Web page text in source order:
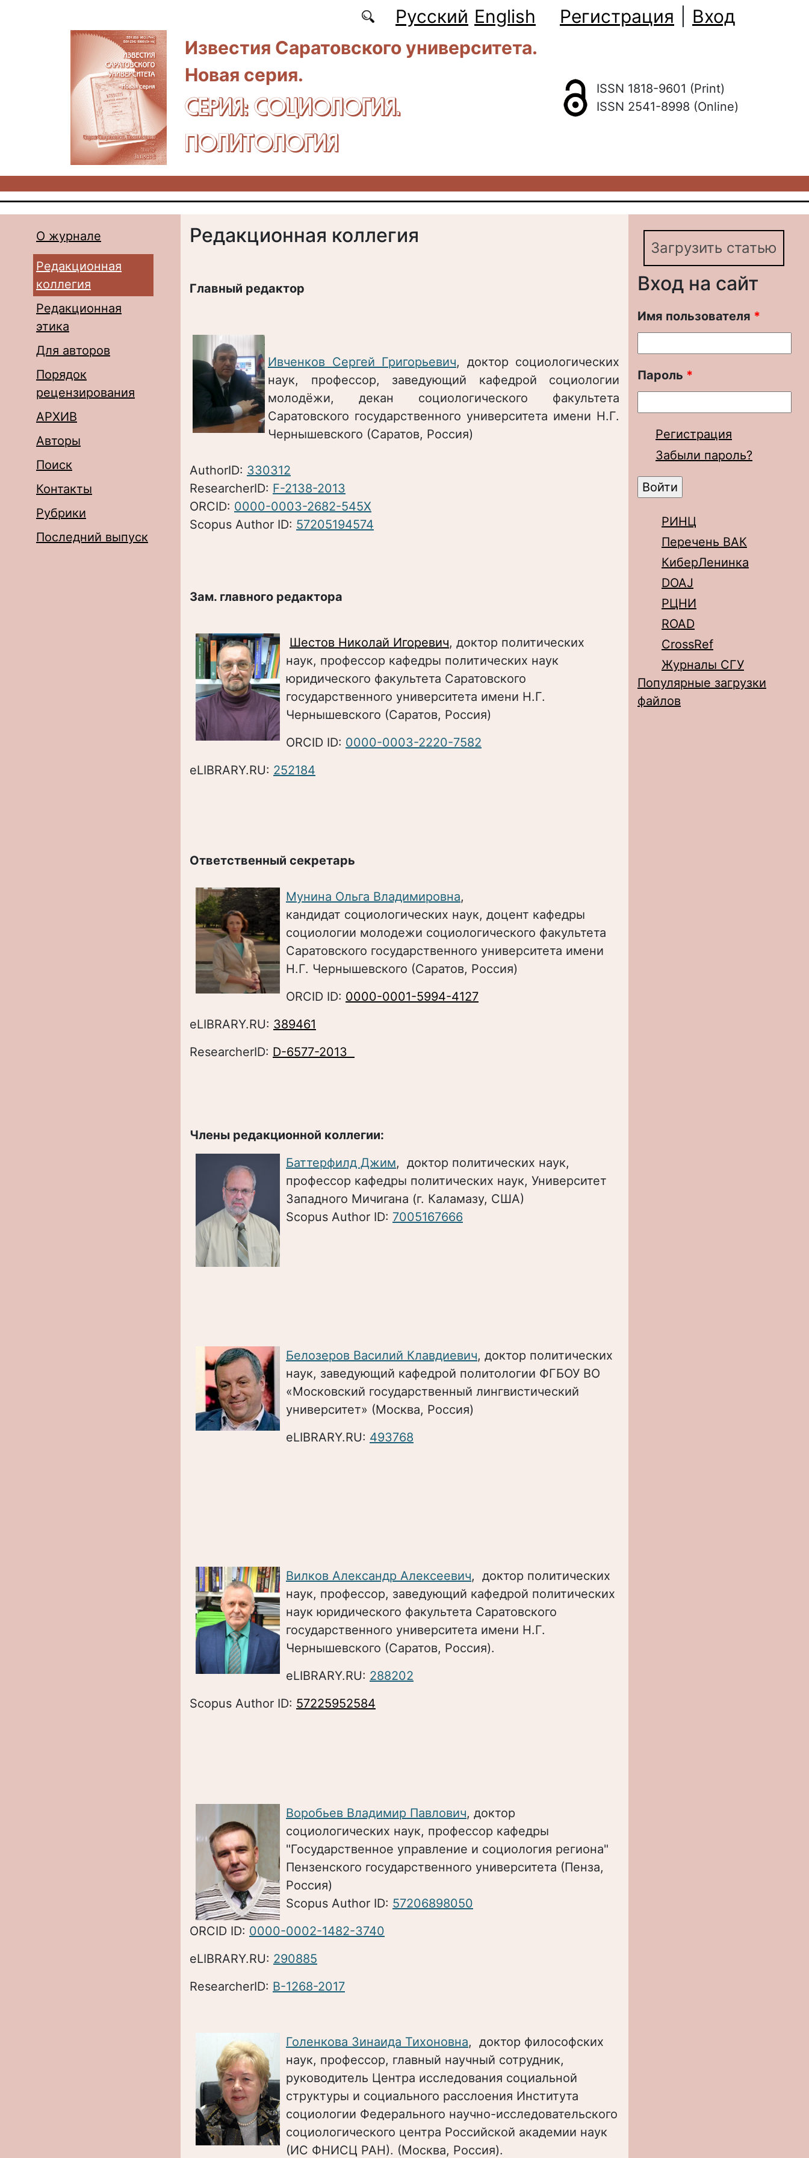
Русский English Регистрация
Вход
Известия Саратовского университета.
Новая серия.
СЕРИЯ: CОЦИОЛОГИЯ.
ПОЛИТОЛОГИЯ
ISSN 1818-9601 (Print)
ISSN 2541-8998 (Online)
О журнале
Редакционная
коллегия
Редакционная
этика
Для авторов
Порядок
рецензирования
АРХИВ
Авторы
Поиск
Контакты
Рубрики
Последний выпуск
Редакционная коллегия
Главный редактор
Ивченков Сергей Григорьевич, доктор социологических
наук, профессор, заведующий кафедрой социологии
молодёжи, декан социологического факультета
Саратовского государственного университета имени Н.Г.
Чернышевского (Саратов, Россия)
AuthorID: 330312​
ResearcherID: F-2138-2013
ORCID: 0000-0003-2682-545X
Scopus Author ID: 57205194574
Зам. главного редактора
Шестов Николай Игоревич, доктор политических
наук, профессор кафедры политических наук
юридического факультета Саратовского
государственного университета имени Н.Г.
Чернышевского (Саратов, Россия)
ORCID ID: 0000-0003-2220-7582
eLIBRARY.RU: 252184
Ответственный секретарь
Мунина Ольга Владимировна,
кандидат социологических наук, доцент кафедры
социологии молодежи социологического факультета
Саратовского государственного университета имени
Н.Г. Чернышевского (Саратов, Россия)
ORCID ID: 0000-0001-5994-4127
eLIBRARY.RU: 389461
ResearcherID: D-6577-2013
Члены редакционной коллегии:
Баттерфилд Джим, доктор политических наук,
профессор кафедры политических наук, Университет
Западного Мичигана (г. Каламазу, США)
Scopus Author ID: 7005167666
Белозеров Василий Клавдиевич, доктор политических
наук, заведующий кафедрой политологии ФГБОУ ВО
«Московский государственный лингвистический
университет» (Москва, Россия)
eLIBRARY.RU: 493768
Вилков Александр Алексеевич, доктор политических
наук, профессор, заведующий кафедрой политических
наук юридического факультета Саратовского
государственного университета имени Н.Г.
Чернышевского (Саратов, Россия).
eLIBRARY.RU: 288202
Scopus Author ID: 57225952584
Воробьев Владимир Павлович, доктор
социологических наук, профессор кафедры
"Государственное управление и социология региона"
Пензенского государственного университета (Пенза,
Россия)
Scopus Author ID: 57206898050
ORCID ID: 0000-0002-1482-3740
eLIBRARY.RU: 290885
ResearcherID: B-1268-2017
Голенкова Зинаида Тихоновна, доктор философских
наук, профессор, главный научный сотрудник,
руководитель Центра исследования социальной
структуры и социального расслоения Института
социологии Федерального научно-исследовательского
социологического центра Российской академии наук
(ИС ФНИСЦ РАН). (Москва, Россия).
Загрузить статью
Вход на сайт
Имя пользователя *
Пароль *
Регистрация
Забыли пароль?
РИНЦ
Перечень ВАК
КиберЛенинка
DOAJ
РЦНИ
ROAD
CrossRef
Журналы СГУ
Популярные загрузки
файлов